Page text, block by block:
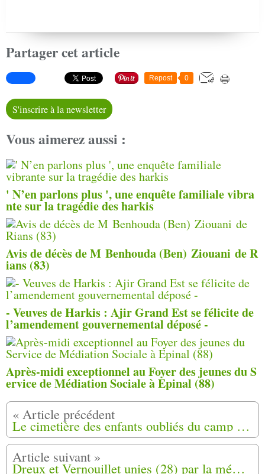
Partager cet article
Repost 0
S'inscrire à la newsletter
Vous aimerez aussi :
' N’en parlons plus ', une enquête familiale vibra
nte sur la tragédie des harkis
Avis de décès de M Benhouda (Ben) Ziouani de R
ians (83)
- Veuves de Harkis : Ajir Grand Est se félicite de
l’amendement gouvernemental déposé -
Après-midi exceptionnel au Foyer des jeunes du S
ervice de Médiation Sociale à Epinal (88)
Le cimetière des enfants oubliés du camp de harkis de Saint-Maurice-l’Ardoise (30)
Dreux et Vernouillet unies (28) par la mémoire du général Maurice Faivre, profondément lié à la communauté harki